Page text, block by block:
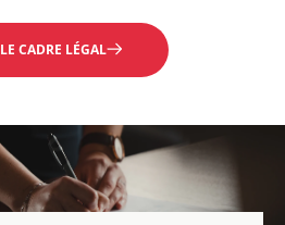
CADRE LÉGAL